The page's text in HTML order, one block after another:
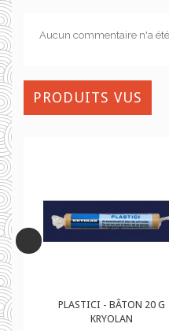
Aucun commentaire n'a
PRODUITS VUS
PLASTICI - BÂTON 20 G
KRYOLAN